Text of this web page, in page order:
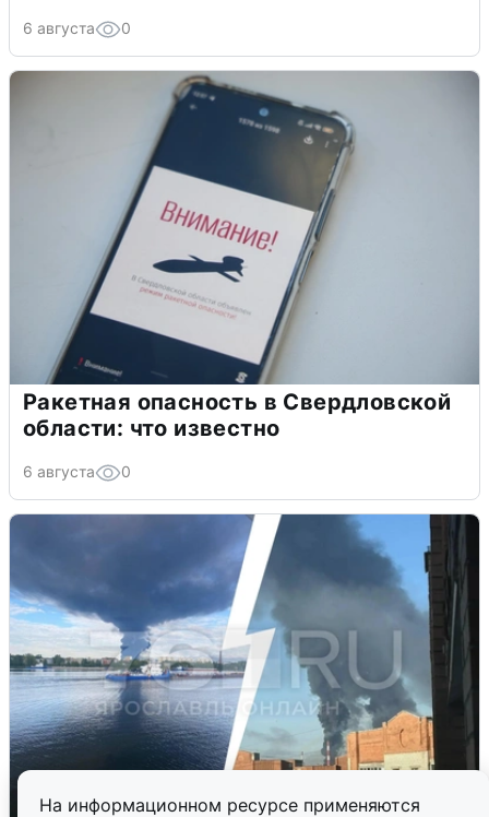
На информационном ресурсе применяются
6 августа 0
Ракетная опасность в Свердловской
области: что известно
6 августа 0